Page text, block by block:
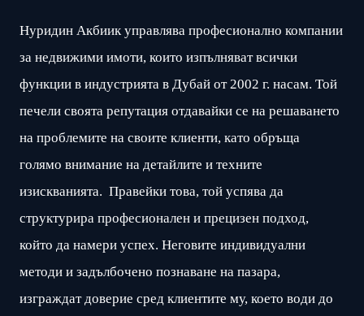
Нуридин Акбиик управлява професионално компании
за недвижими имоти, които изпълняват всички
функции в индустрията в Дубай от 2002 г. насам. Той
печели своята репутация отдавайки се на решаването
на проблемите на своите клиенти, като обръща
голямо внимание на детайлите и техните
изискванията. Правейки това, той успява да
структурира професионален и прецизен подход,
който да намери успех. Неговите индивидуални
методи и задълбочено познаване на пазара,
изграждат доверие сред клиентите му, което води до